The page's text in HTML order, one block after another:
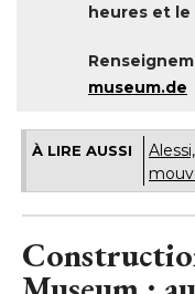
heures et le
museum.de
À LIRE AUSSI